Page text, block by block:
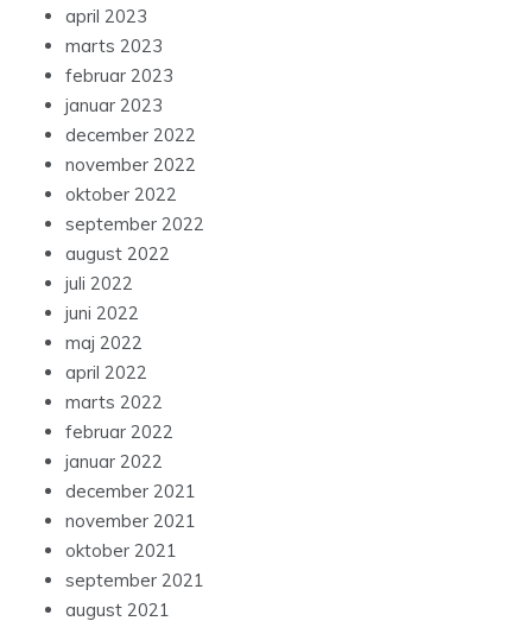
april 2023
marts 2023
februar 2023
januar 2023
december 2022
november 2022
oktober 2022
september 2022
august 2022
juli 2022
juni 2022
maj 2022
april 2022
marts 2022
februar 2022
januar 2022
december 2021
november 2021
oktober 2021
september 2021
august 2021